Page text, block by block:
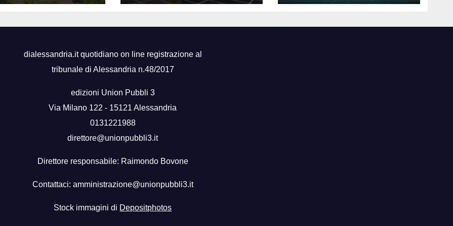
positivo
dialessandria.it quotidiano on line registrazione al
tribunale di Alessandria n.48/2017
edizioni Union Pubbli 3
Via Milano 122 - 15121 Alessandria
0131221988
direttore@unionpubbli3.it
Direttore responsabile: Raimondo Bovone
Contattaci: amministrazione@unionpubbli3.it
Stock immagini di Depositphotos